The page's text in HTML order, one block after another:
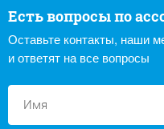
Есть вопросы по
Оставьте контакты, наши
и ответят на все вопросы